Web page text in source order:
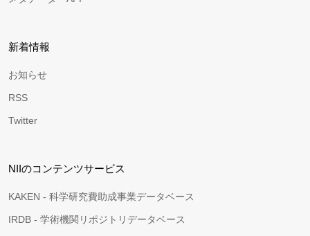
新着情報
お知らせ
RSS
Twitter
NIIのコンテンツサービス
KAKEN - 科学研究費助成事業データベース
IRDB - 学術機関リポジトリデータベース